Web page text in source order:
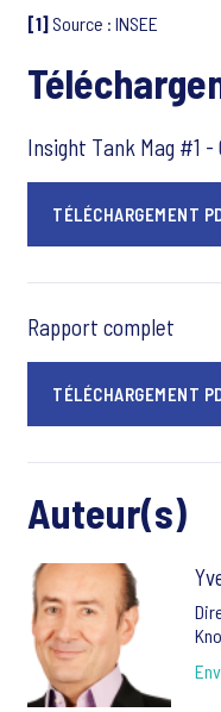
[1]Source : INSEE
Insight Tank Mag #1
TÉLÉCHARGEMENT
Rapport complet
TÉLÉCHARGEMENT
Auteur(s)